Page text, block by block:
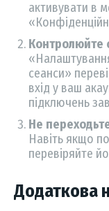
активувати в
Контролюйте
сеанси»
вхід у ваш
підключень
Не
Навіть якщо
перевіряйте
Додаткова